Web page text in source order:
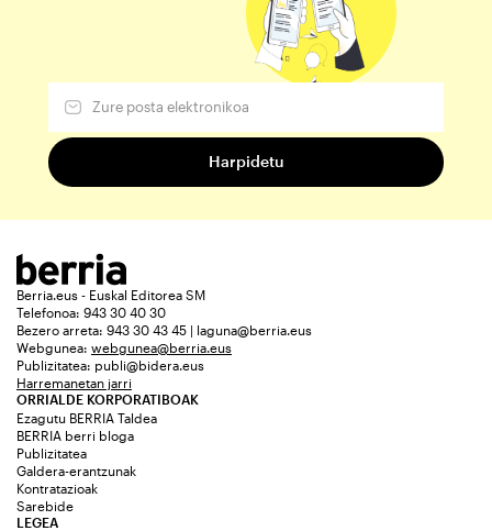
Berria.eus - Euskal Editorea SM
Telefonoa: 943 30 40 30
Bezero arreta: 943 30 43 45 | laguna@berria.eus
Webgunea: webgunea@berria.eus
Publizitatea: publi@bidera.eus
Harremanetan jarri
ORRIALDE KORPORATIBOAK
Ezagutu BERRIA Taldea
BERRIA berri bloga
Publizitatea
Galdera-erantzunak
Kontratazioak
Sarebide
LEGEA